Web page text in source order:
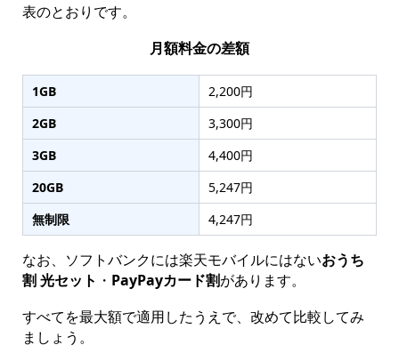
表のとおりです。
月額料金の差額
1GB
2,200円
2GB
3,300円
3GB
4,400円
20GB
5,247円
無制限
4,247円
なお、ソフトバンクには楽天モバイルにはないおうち
割 光セット ・ PayPayカード割があります。
すべてを最大額で適用したうえで、改めて比較してみ
ましょう。